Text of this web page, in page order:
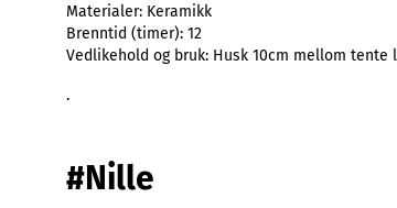
Materialer: Keramikk
Brenntid (timer): 12
Vedlikehold og bruk: Husk 10cm mellom tente
.
#Nille